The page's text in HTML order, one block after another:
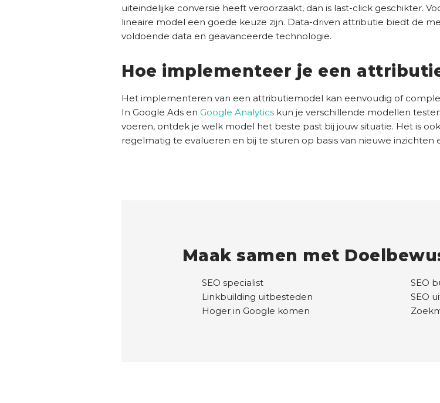
uiteindelijke conversie heeft veroorzaakt, dan is last-click geschikter.
lineaire model een goede keuze zijn. Data-driven attributie biedt de
voldoende data en geavanceerde technologie.
Hoe implementeer je een
Het implementeren van een attributiemodel kan eenvoudig of
In Google Ads en Google Analytics kun je verschillende modellen
voeren, ontdek je welk model het beste past bij jouw situatie. Het is
regelmatig te evalueren en bij te sturen op basis van nieuwe inzichten
Maak samen met
SEO specialist
SEO
Linkbuilding uitbesteden
SEO
Hoger in Google komen